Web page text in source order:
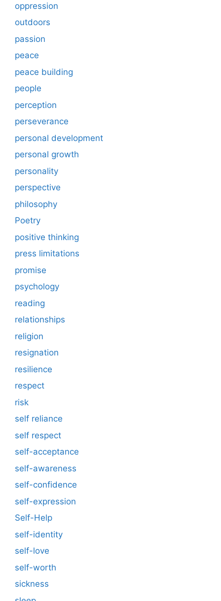
oppression
outdoors
passion
peace
peace building
people
perception
perseverance
personal development
personal growth
personality
perspective
philosophy
Poetry
positive thinking
press limitations
promise
psychology
reading
relationships
religion
resignation
resilience
respect
risk
self reliance
self respect
self-acceptance
self-awareness
self-confidence
self-expression
Self-Help
self-identity
self-love
self-worth
sickness